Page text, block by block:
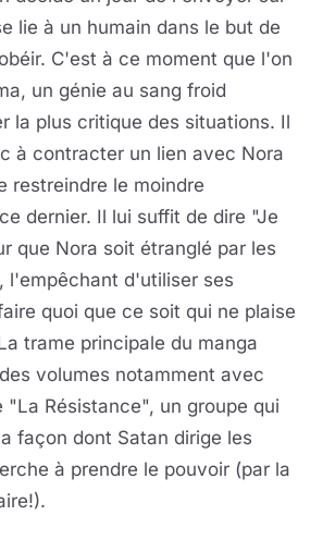
lie à un humain dans le but de
C'est à ce moment que l'on
un génie au sang froid
la plus critique des situations. Il
à contracter un lien avec Nora
restreindre le moindre
dernier. Il lui suffit de dire "Je
que Nora soit étranglé par les
l'empêchant d'utiliser ses
quoi que ce soit qui ne plaise
trame principale du manga
volumes notamment avec
Résistance", un groupe qui
façon dont Satan dirige les
à prendre le pouvoir (par la